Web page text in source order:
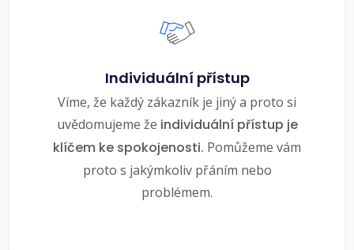
Individuální přístup
Víme, že každý zákazník je jiný a proto si
uvědomujeme že individuální přístup je
klíčem ke spokojenosti. Pomůžeme vám
proto s jakýmkoliv přáním nebo
problémem.